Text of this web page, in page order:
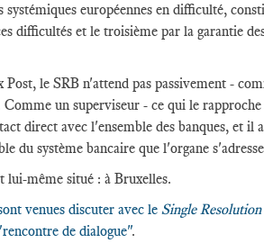
systémiques européennes en difficulté,
difficultés et le troisième par la garantie
le SRB n'attend pas passivement -
un superviseur - ce qui le
direct avec l'ensemble des banques, et il
du système bancaire que l'organe
lui-même situé : à Bruxelles.
venues discuter avec le Single
de dialogue".